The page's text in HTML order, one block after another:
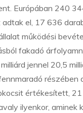
Európában 240
el, 17 636
működési
fakadó
jennel 20,5
részében
értékesített,
ilyenkor, aminek